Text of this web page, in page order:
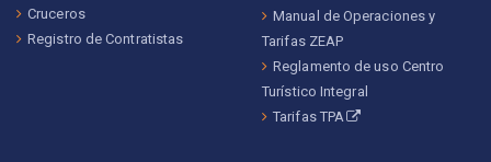
Cruceros
Registro de Contratistas
Manual de Operaciones y
Tarifas ZEAP
Reglamento de uso Centro
Turístico Integral
Tarifas TPA